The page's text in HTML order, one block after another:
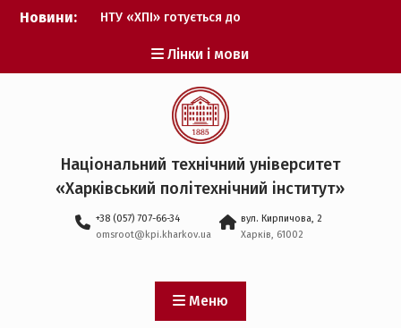
Перейти
Новини:
НТУ «ХПІ» готується до
Музичні таланти ХПІ
запрошуються на
Всеукраїнський
фестиваль «Червона
рута – 2027»
ХПІ уклав угоду про
партнерство з ДержНДІ
технологій кібербезпеки
Головнокомандувачем
Збройних Сил України
участю ХПІ обговорили
перспективи українсько-
іспанського
Лінки і мови
Національний технічний університет
«Харківський політехнічний iнститут»
+38 (057) 707-66-34
omsroot@kpi.kharkov.ua
вул. Кирпичова, 2
Харків, 61002
Меню